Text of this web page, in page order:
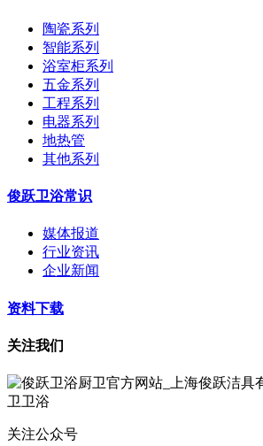
陶瓷系列
智能系列
浴室柜系列
五金系列
工程系列
电器系列
地热管
其他系列
俊跃卫浴常识
媒体报道
行业资讯
企业新闻
资料下载
关注我们
关注公众号